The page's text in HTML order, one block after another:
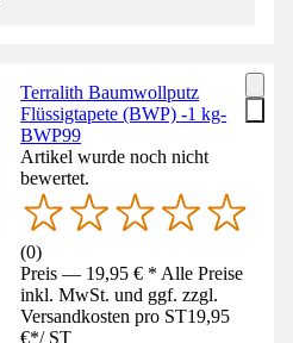
Terralith Baumwollputz
Flüssigtapete (BWP) -1 kg-
BWP99
Artikel wurde noch nicht
bewertet.
(0)
Preis — 19,95 € * Alle Preise
inkl. MwSt. und ggf. zzgl.
Versandkosten pro ST19,95
€*/ ST